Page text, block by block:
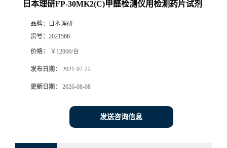
厅
日本理研FP-30MK2(C)甲醛检测仪用检测药片试剂
品牌：
日本理研
货号： 2021566
价格： ￥12000/台
发布日期： 2021-07-22
更新日期： 2026-08-08
发送咨询信息